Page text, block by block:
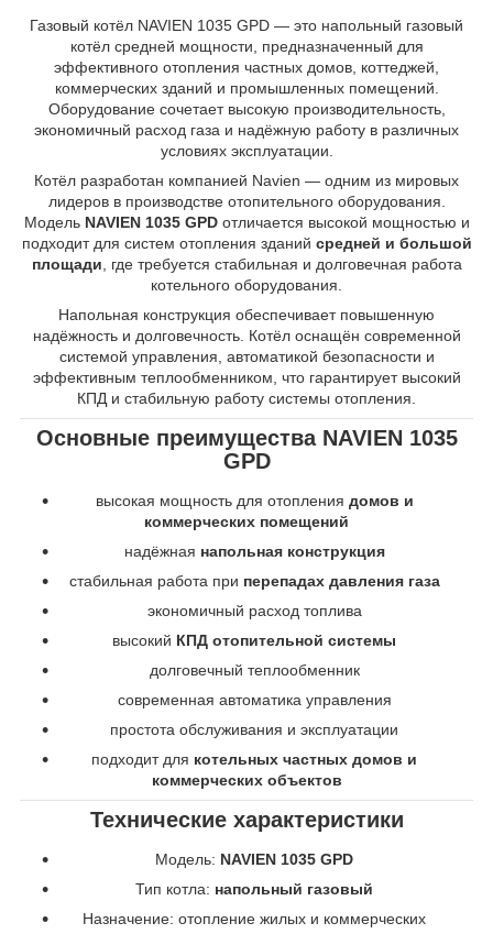
Газовый котёл NAVIEN 1035 GPD — это напольный газовый
котёл средней мощности, предназначенный для
эффективного отопления частных домов, коттеджей,
коммерческих зданий и промышленных помещений.
Оборудование сочетает высокую производительность,
экономичный расход газа и надёжную работу в различных
условиях эксплуатации.
Котёл разработан компанией Navien — одним из мировых
лидеров в производстве отопительного оборудования.
Модель NAVIEN 1035 GPDотличается высокой мощностью и
подходит для систем отопления зданий средней и большой
площади, где требуется стабильная и долговечная работа
котельного оборудования.
Напольная конструкция обеспечивает повышенную
надёжность и долговечность. Котёл оснащён современной
системой управления, автоматикой безопасности и
эффективным теплообменником, что гарантирует высокий
КПД и стабильную работу системы отопления.
Основные преимущества NAVIEN 1035
GPD
высокая мощность для отопления домов и
коммерческих помещений
надёжная напольная конструкция
стабильная работа при перепадах давления газа
экономичный расход топлива
высокий КПД отопительной системы
долговечный теплообменник
современная автоматика управления
простота обслуживания и эксплуатации
подходит для котельных частных домов и
коммерческих объектов
Технические характеристики
Модель: NAVIEN 1035 GPD
Тип котла: напольный газовый
Назначение: отопление жилых и коммерческих